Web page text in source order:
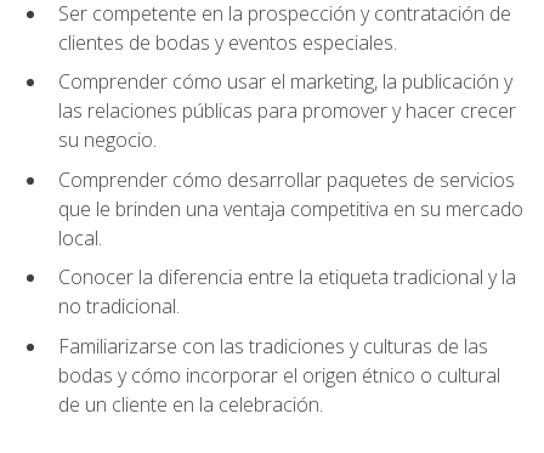
Ser competente en la prospección y contratación de
clientes de bodas y eventos especiales.
Comprender cómo usar el marketing, la publicación y
las relaciones públicas para promover y hacer crecer
su negocio.
Comprender cómo desarrollar paquetes de servicios
que le brinden una ventaja competitiva en su mercado
local.
Conocer la diferencia entre la etiqueta tradicional y la
no tradicional.
Familiarizarse con las tradiciones y culturas de las
bodas y cómo incorporar el origen étnico o cultural
de un cliente en la celebración.